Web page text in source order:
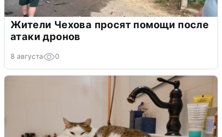
Жители Чехова просят помощи после
атаки дронов
8 августа 0